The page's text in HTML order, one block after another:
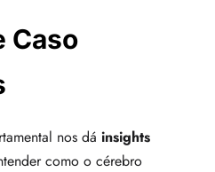
Caso
nos dá insights
como o cérebro